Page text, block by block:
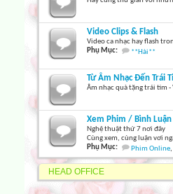
Video Clips & Flash
Video ca nhạc hay flash
Phụ Mục:
**Hài**
Từ Âm Nhạc Đến Trái
Âm nhạc quà tặng trái tim -
Xem Phim / Bình Luận
Nghệ thuật thứ 7 nơi đây
Cùng xem, cùng luận vơi
Phụ Mục:
Phim Online,
HEAD OFFICE